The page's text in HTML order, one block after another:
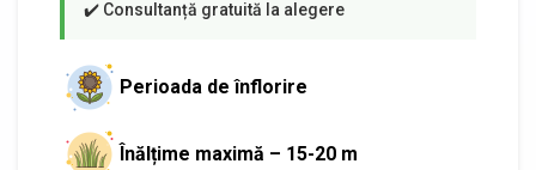
Perioada de înflorire
Înălțime maximă – 15-20 m